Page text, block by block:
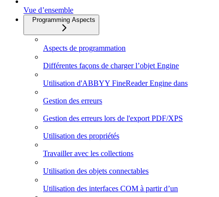
Vue d’ensemble
Programming Aspects
Aspects de programmation
Différentes façons de charger l’objet Engine
Utilisation d'ABBYY FineReader Engine dans
Gestion des erreurs
Gestion des erreurs lors de l'export PDF/XPS
Utilisation des propriétés
Travailler avec les collections
Utilisation des objets connectables
Utilisation des interfaces COM à partir d’un